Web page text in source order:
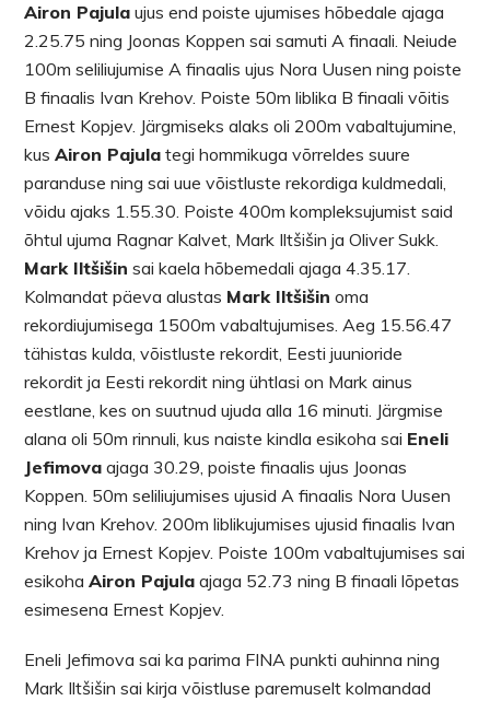
Airon Pajula ujus end poiste ujumises hõbedale ajaga
2.25.75 ning Joonas Koppen sai samuti A finaali. Neiude
100m seliliujumise A finaalis ujus Nora Uusen ning poiste
B finaalis Ivan Krehov. Poiste 50m liblika B finaali võitis
Ernest Kopjev. Järgmiseks alaks oli 200m vabaltujumine,
kusAiron Pajula tegi hommikuga võrreldes suure
paranduse ning sai uue võistluste rekordiga kuldmedali,
võidu ajaks 1.55.30. Poiste 400m kompleksujumist said
õhtul ujuma Ragnar Kalvet, Mark Iltšišin ja Oliver Sukk.
Mark Iltšišin sai kaela hõbemedali ajaga 4.35.17.
Kolmandat päeva alustas Mark Iltšišin oma
rekordiujumisega 1500m vabaltujumises. Aeg 15.56.47
tähistas kulda, võistluste rekordit, Eesti juunioride
rekordit ja Eesti rekordit ning ühtlasi on Mark ainus
eestlane, kes on suutnud ujuda alla 16 minuti. Järgmise
alana oli 50m rinnuli, kus naiste kindla esikoha sai Eneli
Jefimova ajaga 30.29, poiste finaalis ujus Joonas
Koppen. 50m seliliujumises ujusid A finaalis Nora Uusen
ning Ivan Krehov. 200m liblikujumises ujusid finaalis Ivan
Krehov ja Ernest Kopjev. Poiste 100m vabaltujumises sai
esikohaAiron Pajula ajaga 52.73 ning B finaali lõpetas
esimesena Ernest Kopjev.
Eneli Jefimova sai ka parima FINA punkti auhinna ning
Mark Iltšišin sai kirja võistluse paremuselt kolmandad